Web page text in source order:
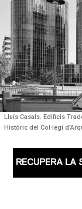
Lluís Casals. Edificis
Històric del Col·legi
RECUPERA LA